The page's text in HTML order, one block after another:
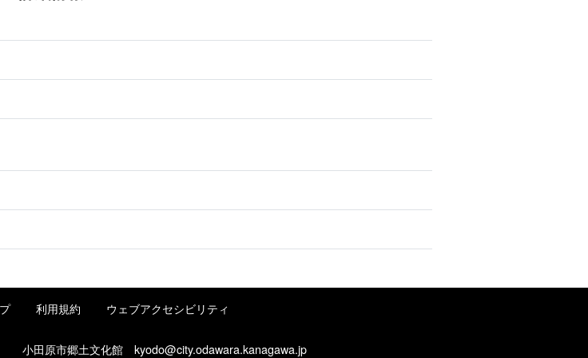
利用規約 ウェブアクセシビリティ
小田原市郷土文化館 kyodo@city.odawara.kanagawa.jp